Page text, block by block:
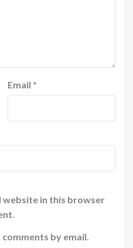
Email *
website in this browser
by email.